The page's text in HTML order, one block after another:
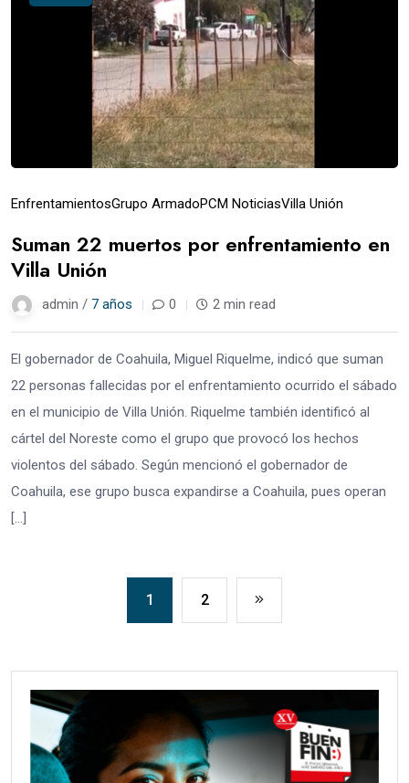
EnfrentamientosGrupo ArmadoPCM NoticiasVilla Unión
Suman 22 muertos por enfrentamiento en
Villa Unión
admin / 7 años 0 2 min read
El gobernador de Coahuila, Miguel Riquelme, indicó que suman
22 personas fallecidas por el enfrentamiento ocurrido el sábado
en el municipio de Villa Unión. Riquelme también identificó al
cártel del Noreste como el grupo que provocó los hechos
violentos del sábado. Según mencionó el gobernador de
Coahuila, ese grupo busca expandirse a Coahuila, pues operan
[…]
1 2